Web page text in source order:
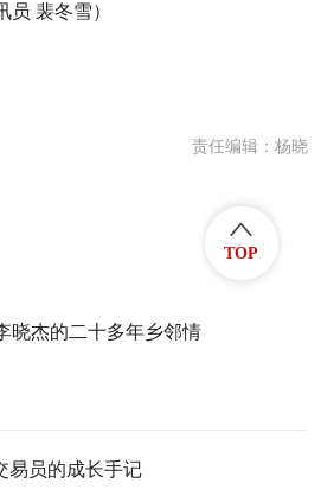
员 裴冬雪）
责任编辑：杨晓
晓杰的二十多年乡邻情
易员的成长手记
TOP